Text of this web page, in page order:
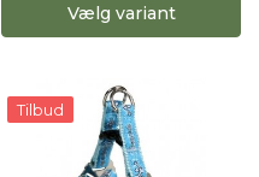
Vælg variant
Tilbud